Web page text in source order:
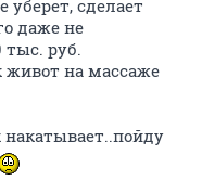
уберет, сделает
даже не
тыс. руб.
живот на массаже